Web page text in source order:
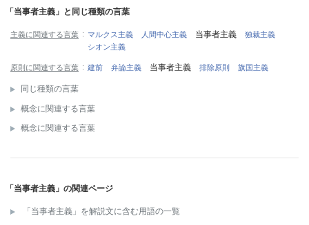
「当事者主義」と同じ種類の言葉
主義に関連する言葉 マルクス主義 人間中心主義 当事者主義
独裁主義
シオン主義
原則に関連する言葉 建前 弁論主義 当事者主義 排除原則 旗国主義
同じ種類の言葉
概念に関連する言葉
概念に関連する言葉
「当事者主義」の関連ページ
「当事者主義」を解説文に含む用語の一覧